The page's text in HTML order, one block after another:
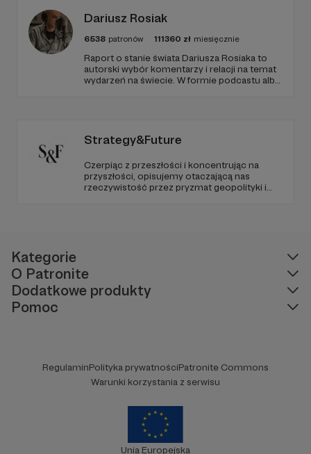
Dariusz Rosiak
6538 patronów 111360 zł miesięcznie
Raport o stanie świata Dariusza Rosiaka to
autorski wybór komentarzy i relacji na temat
wydarzeń na świecie. W formie podcastu albo
Strategy&Future
Czerpiąc z przeszłości i koncentrując na
przyszłości, opisujemy otaczającą nas
rzeczywistość przez pryzmat geopolityki i
Kategorie
O Patronite
Dodatkowe produkty
Pomoc
RegulaminPolityka prywatnościPatronite Commons
Warunki korzystania z serwisu
Unia Europejska